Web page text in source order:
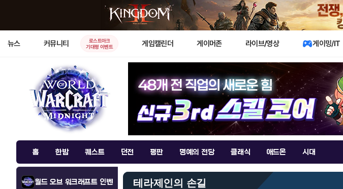
뉴스 커뮤니티
로스트아크
기대평 이벤트
게임캘린더 게이머존 라이브/영상 게이밍/IT
홈 한밤 퀘스트 던전 평판 명예의 전당 클래식 애드온 시대
월드 오브 워크래프트 인벤 테라제인의 손길